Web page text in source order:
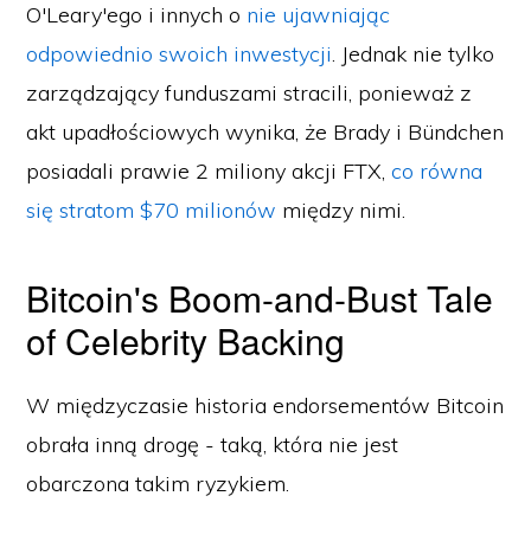
O'Leary'ego i innych o nie ujawniając
odpowiednio swoich inwestycji. Jednak nie tylko
zarządzający funduszami stracili, ponieważ z
akt upadłościowych wynika, że Brady i Bündchen
posiadali prawie 2 miliony akcji FTX,co równa
się stratom $70 milionów między nimi.
Bitcoin's Boom-and-Bust Tale
of Celebrity Backing
W międzyczasie historia endorsementów Bitcoin
obrała inną drogę - taką, która nie jest
obarczona takim ryzykiem.